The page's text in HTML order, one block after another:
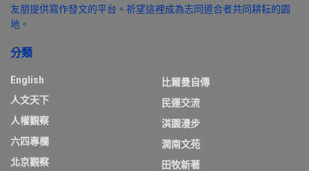
友朋提供寫作發文的平台。祈望這裡成為志同道合者共同耕耘的園
地。
分類
English
人文天下
人權觀察
六四專欄
北京觀察
比爾曼自傳
民運交流
淇園漫步
潤南文苑
田牧新著